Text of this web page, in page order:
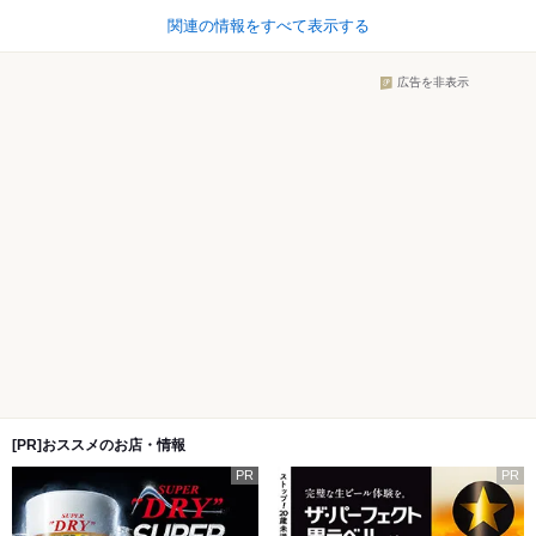
関連の情報をすべて表示する
広告を非表示
[PR]おススメのお店・情報
PR PR